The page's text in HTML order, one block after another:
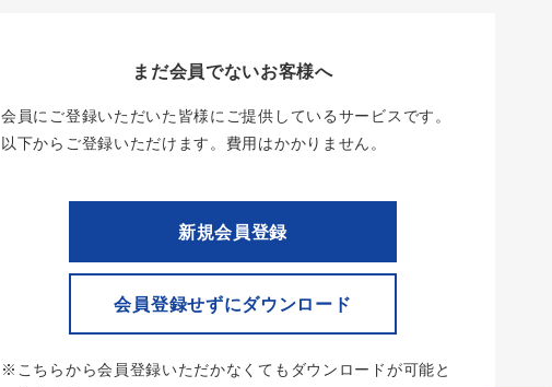
まだ会員でないお客様へ
会員にご登録いただいた皆様にご提供しているサービスです。
以下からご登録いただけます。費用はかかりません。
新規会員登録
会員登録せずにダウンロード
※こちらから会員登録いただかなくてもダウンロードが可能と